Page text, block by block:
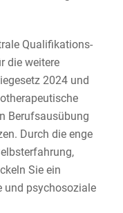
Qualifikations-
die weitere
2024 und
Berufsausübung
Durch die enge
Sie ein
und psychosoziale